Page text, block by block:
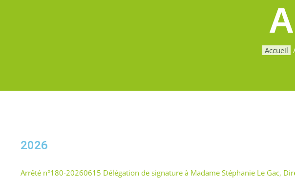
Accueil
2026
Arrêté n°180-20260615 Délégation de signature à Madame Stéphanie Le Gac,